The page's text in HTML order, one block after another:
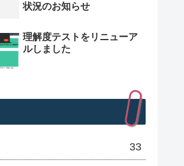
状況のお知らせ
理解度テストをリニューア
ルしました
33